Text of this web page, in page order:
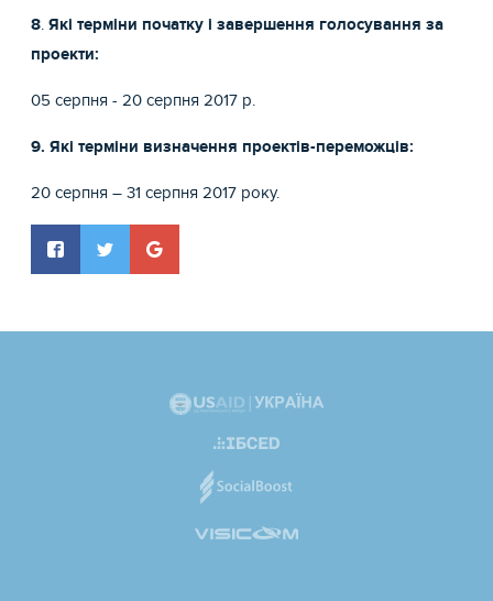
8.Які терміни початку і завершення голосування за
проекти:
05 серпня - 20 серпня 2017 р.
9. Які терміни визначення проектів-переможців:
20 серпня – 31 серпня 2017 року.